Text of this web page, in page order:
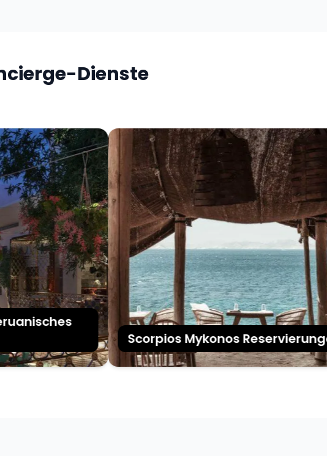
Dienste
Scorpios Mykonos Reservierungen